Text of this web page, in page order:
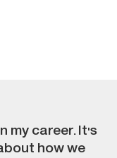
my career. It's
how we